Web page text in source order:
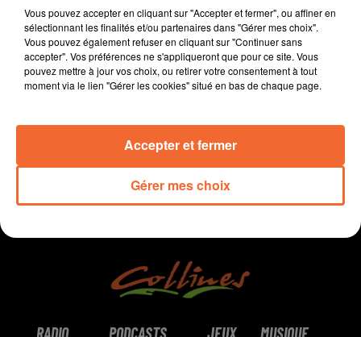
- L'actualité sportive avec en rugby un match décisif
demain à Parthenay sous les yeux du président de la
FFR
0:00 8 min 49 sec
RADIO PODCASTS JEUX MUSIQUE
Vous pouvez accepter en cliquant sur "Accepter et fermer", ou affiner en
sélectionnant les finalités et/ou partenaires dans "Gérer mes choix".
Vous pouvez également refuser en cliquant sur "Continuer sans
accepter". Vos préférences ne s'appliqueront que pour ce site. Vous
pouvez mettre à jour vos choix, ou retirer votre consentement à tout
moment via le lien "Gérer les cookies" situé en bas de chaque page.
Gérer mes choix
Accepter et fermer